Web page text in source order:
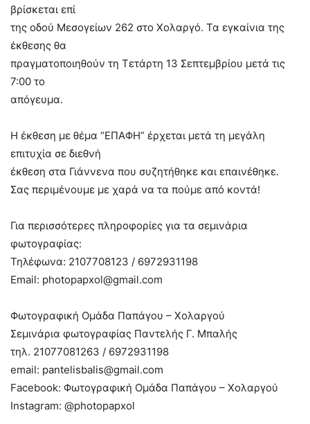
βρίσκεται επί
της οδού Μεσογείων 262 στο Χολαργό. Τα εγκαίνια της
έκθεσης θα
πραγματοποιηθούν τη Τετάρτη 13 Σεπτεμβρίου μετά τις
7:00 το
απόγευμα.
Η έκθεση με θέμα “ΕΠΑΦΗ” έρχεται μετά τη μεγάλη
επιτυχία σε διεθνή
έκθεση στα Γιάννενα που συζητήθηκε και επαινέθηκε.
Σας περιμένουμε με χαρά να τα πούμε από κοντά!
Για περισσότερες πληροφορίες για τα σεμινάρια
φωτογραφίας:
Τηλέφωνα: 2107708123 / 6972931198
Email: photopapxol@gmail.com
Φωτογραφική Ομάδα Παπάγου – Χολαργού
Σεμινάρια φωτογραφίας Παντελής Γ. Μπαλής
τηλ. 21077081263 / 6972931198
email: pantelisbalis@gmail.com
Facebook: Φωτογραφική Ομάδα Παπάγου – Χολαργού
Instagram: @photopapxol